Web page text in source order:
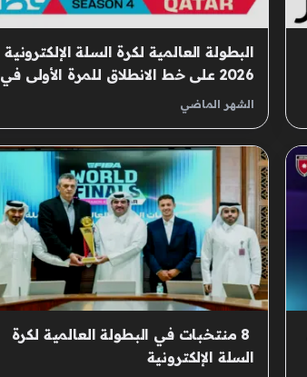
البطولة العالمية لكرة السلة الإلكترونية
2026 على خط الانطلاق للمرة الأولى في
الشرق الأوسط
الشهر الماضي
‫ 8 منتخبات في البطولة العالمية لكرة
السلة الإلكترونية